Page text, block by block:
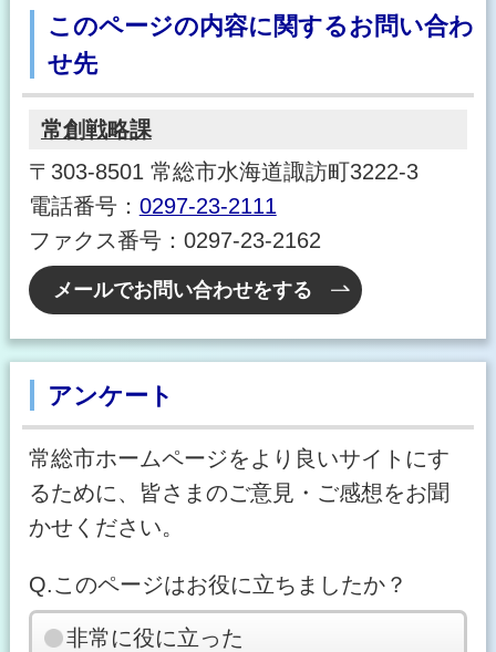
このページの内容に関するお問い合わ
せ先
常創戦略課
〒303-8501 常総市水海道諏訪町3222-3
電話番号： 0297-23-2111
ファクス番号：0297-23-2162
メールでお問い合わせをする
アンケート
常総市ホームページをより良いサイトにす
るために、皆さまのご意見・ご感想をお聞
かせください。
Q.このページはお役に立ちましたか？
非常に役に立った